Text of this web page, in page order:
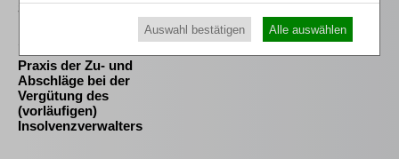
Sanierungsverwaltung
Praxis der Zu- und
Abschläge bei der
Vergütung des
(vorläufigen)
Insolvenzverwalters
Auswahl bestätigen Alle auswählen